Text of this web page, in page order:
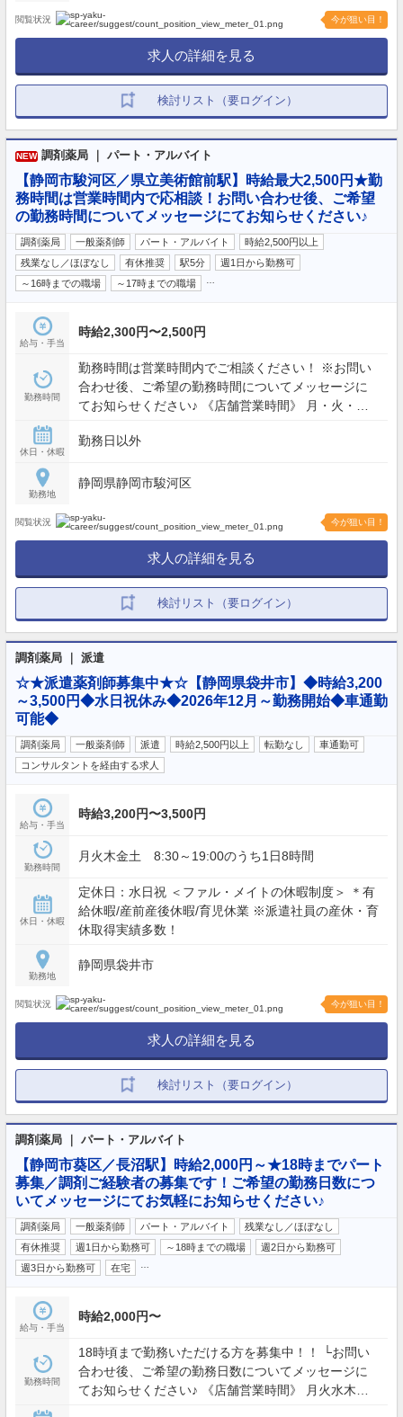
閲覧状況 今が狙い目！
求人の詳細を見る
検討リスト（要ログイン）
NEW 調剤薬局 ｜ パート・アルバイト
【静岡市駿河区／県立美術館前駅】時給最大2,500円★勤
務時間は営業時間内で応相談！お問い合わせ後、ご希望
の勤務時間についてメッセージにてお知らせください♪
調剤薬局 一般薬剤師 パート・アルバイト
時給2,500円以上
残業なし／ほぼなし
有休推奨 駅5分
週1日から勤務可
～16時までの職場
～17時までの職場
給与・手当
時給2,300円〜2,500円
勤務時間
勤務時間は営業時間内でご相談ください！ ※お問い
合わせ後、ご希望の勤務時間についてメッセージに
てお知らせください♪ 《店舗営業時間》 月・火・
曜日： 9:00〜13:00
休日・休暇
勤務日以外
勤務地
静岡県静岡市駿河区
閲覧状況 今が狙い目！
求人の詳細を見る
検討リスト（要ログイン）
調剤薬局 ｜ 派遣
☆★派遣薬剤師募集中★☆【静岡県袋井市】◆時給3,200
～3,500円◆水日祝休み◆2026年12月～勤務開始◆車通勤
可能◆
調剤薬局 一般薬剤師 派遣 時給2,500円以上 転勤なし
車通勤可
コンサルタントを経由する求人
給与・手当
時給3,200円〜3,500円
勤務時間
月火木金土 8:30～19:00のうち1日8時間
休日・休暇
定休日：水日祝 ＜ファル・メイトの休暇制度＞ ＊有
給休暇/産前産後休暇/育児休業 ※派遣社員の産休・育
休取得実績多数！
勤務地
静岡県袋井市
閲覧状況 今が狙い目！
求人の詳細を見る
検討リスト（要ログイン）
調剤薬局 ｜ パート・アルバイト
【静岡市葵区／長沼駅】時給2,000円～★18時までパート
募集／調剤ご経験者の募集です！ご希望の勤務日数につ
いてメッセージにてお気軽にお知らせください♪
調剤薬局 一般薬剤師 パート・アルバイト
残業なし／ほぼなし
有休推奨
週1日から勤務可 ～18時までの職場
週2日から勤務可
週3日から勤務可
在宅
給与・手当
時給2,000円〜
勤務時間
18時頃まで勤務いただける方を募集中！！ └お問い
合わせ後、ご希望の勤務日数についてメッセージに
てお知らせください♪ 《店舗営業時間》 月火水木